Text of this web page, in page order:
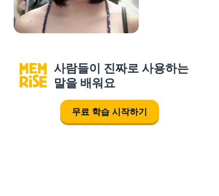
사람들이 진짜로 사용하는
말을 배워요
무료 학습 시작하기